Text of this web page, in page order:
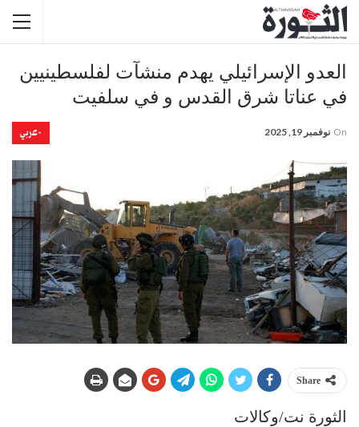
العدو الإسرائيلي يهدم منشآت لفلسطينيين
في عناتا شرق القدس و في سلفيت
-عربي On نوفمبر 19, 2025
Share
الثورة نت/وكالات